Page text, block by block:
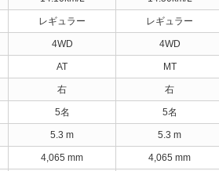
レギュラー レギュラー
4WD 4WD
AT MT
右 右
5名 5名
5.3 m 5.3 m
4,065 mm 4,065 mm